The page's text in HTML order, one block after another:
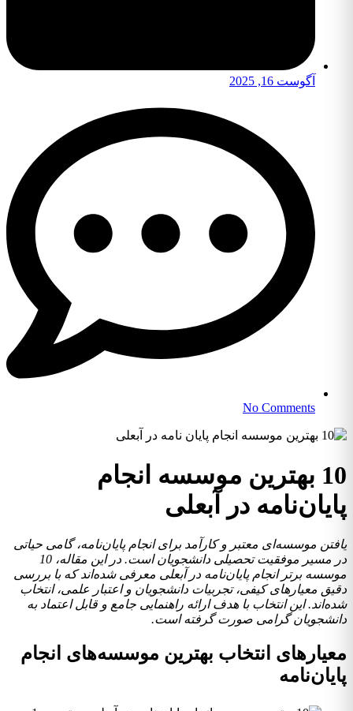
آگوست 16, 2025
No Comments
10 بهترین موسسه انجام
در آبعلی
موسسه‌ای معتبر و کارآمد برای انجام پایان‌نامه، گامی حیاتی
در مسیر موفقیت تحصیلی دانشجویان است. در این مقاله، 10
برتر انجام پایان‌نامه در آبعلی معرفی شده‌اند که با بررسی
معیارهای کیفی، تجربیات دانشجویان و اعتبار علمی، انتخاب
این انتخاب با هدف ارائه راهنمایی جامع و قابل اعتماد به
گرامی صورت گرفته است.
انتخاب بهترین موسسه‌های انجام